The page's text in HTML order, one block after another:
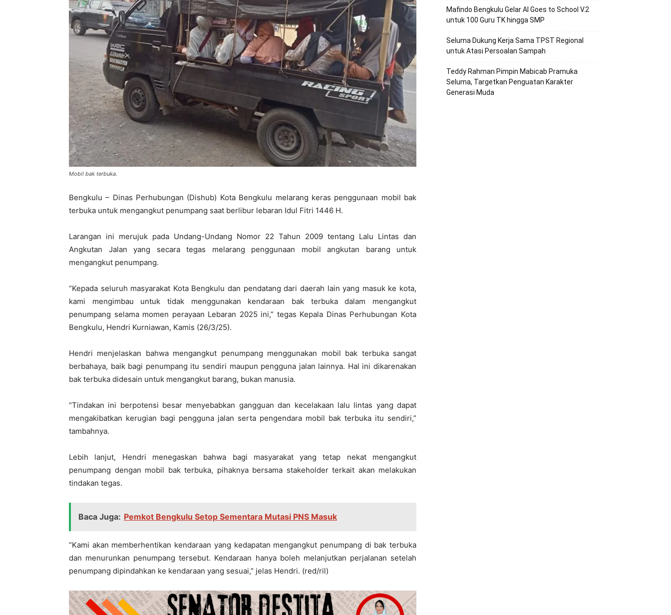
Mobil bak terbuka.
Bengkulu – Dinas Perhubungan (Dishub) Kota Bengkulu melarang keras penggunaan mobil bak
terbuka untuk mengangkut penumpang saat berlibur lebaran Idul Fitri 1446 H.
Larangan ini merujuk pada Undang-Undang Nomor 22 Tahun 2009 tentang Lalu Lintas dan
Angkutan Jalan yang secara tegas melarang penggunaan mobil angkutan barang untuk
mengangkut penumpang.
“Kepada seluruh masyarakat Kota Bengkulu dan pendatang dari daerah lain yang masuk ke kota,
kami mengimbau untuk tidak menggunakan kendaraan bak terbuka dalam mengangkut
penumpang selama momen perayaan Lebaran 2025 ini,” tegas Kepala Dinas Perhubungan Kota
Bengkulu, Hendri Kurniawan, Kamis (26/3/25).
Hendri menjelaskan bahwa mengangkut penumpang menggunakan mobil bak terbuka sangat
berbahaya, baik bagi penumpang itu sendiri maupun pengguna jalan lainnya. Hal ini dikarenakan
bak terbuka didesain untuk mengangkut barang, bukan manusia.
“Tindakan ini berpotensi besar menyebabkan gangguan dan kecelakaan lalu lintas yang dapat
mengakibatkan kerugian bagi pengguna jalan serta pengendara mobil bak terbuka itu sendiri,”
tambahnya.
Lebih lanjut, Hendri menegaskan bahwa bagi masyarakat yang tetap nekat mengangkut
penumpang dengan mobil bak terbuka, pihaknya bersama stakeholder terkait akan melakukan
tindakan tegas.
Baca Juga: Pemkot Bengkulu Setop Sementara Mutasi PNS Masuk
“Kami akan memberhentikan kendaraan yang kedapatan mengangkut penumpang di bak terbuka
dan menurunkan penumpang tersebut. Kendaraan hanya boleh melanjutkan perjalanan setelah
penumpang dipindahkan ke kendaraan yang sesuai,” jelas Hendri. (red/ril)
Mafindo Bengkulu Gelar AI Goes to School V.2
untuk 100 Guru TK hingga SMP
Seluma Dukung Kerja Sama TPST Regional
untuk Atasi Persoalan Sampah
Teddy Rahman Pimpin Mabicab Pramuka
Seluma, Targetkan Penguatan Karakter
Generasi Muda